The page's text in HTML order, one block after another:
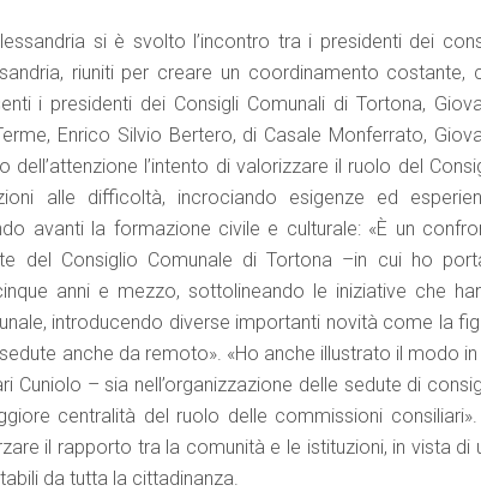
si è svolto l’incontro tra i presidenti dei
riuniti per creare un coordinamento costante,
i presidenti dei Consigli Comunali di Tortona,
Enrico Silvio Bertero, di Casale Monferrato,
l’intento di valorizzare il ruolo del
alle difficoltà, incrociando esigenze ed
avanti la formazione civile e culturale: «È un
del Consiglio Comunale di Tortona –in cui ho
anni e mezzo, sottolineando le iniziative che
introducendo diverse importanti novità come la
anche da remoto». «Ho anche illustrato il modo in
– sia nell’organizzazione delle sedute di
centralità del ruolo delle commissioni consiliari».
il rapporto tra la comunità e le istituzioni, in vista di
da tutta la cittadinanza.